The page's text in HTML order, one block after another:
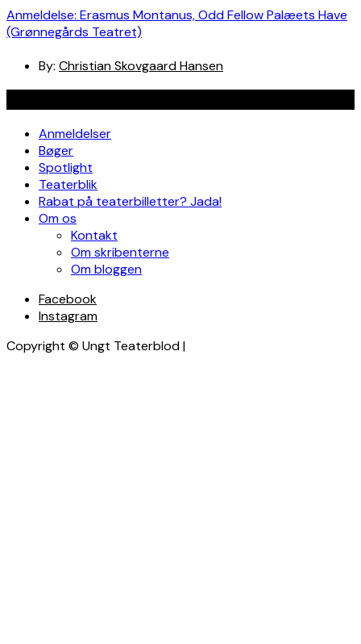
Anmeldelse: Erasmus Montanus, Odd Fellow Palæets Have
(Grønnegårds Teatret)
By: Christian Skovgaard Hansen
Anmeldelser
Bøger
Spotlight
Teaterblik
Rabat på teaterbilletter? Jada!
Om os
Kontakt
Om skribenterne
Om bloggen
Facebook
Instagram
Copyright © Ungt Teaterblod |